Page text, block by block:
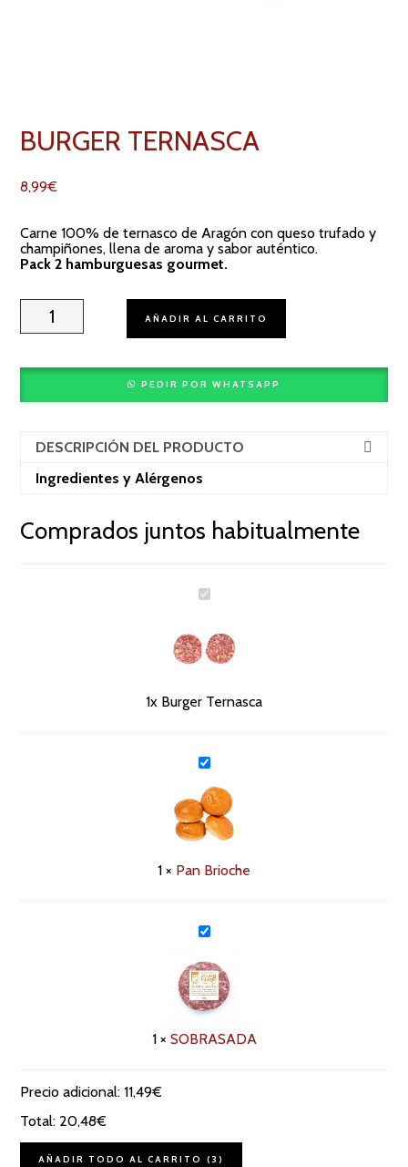
BURGER TERNASCA
8,99€
Carne 100% de ternasco de Aragón con queso trufado y
champiñones, llena de aroma y sabor auténtico.
Pack 2 hamburguesas gourmet.
Burger
Ternasca
cantidad
AÑADIR AL CARRITO
PEDIR POR WHATSAPP
DESCRIPCIÓN DEL PRODUCTO
Ingredientes y Alérgenos
Comprados juntos habitualmente
B
g
e
e
n
s
a
1x Burger Ternasca
P
n
B
r
i
c
e
1 × Pan Brioche
S
B
R
A
S
D
1× SOBRASADA
Precio adicional:11,49€
Total: 20,48€
AÑADIR TODO AL CARRITO 3